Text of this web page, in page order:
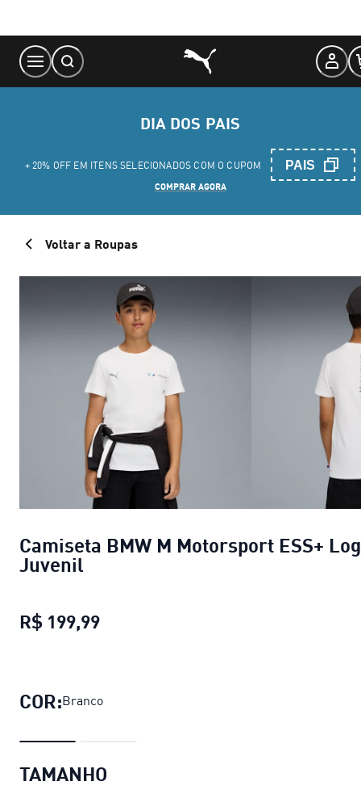
Content
DIA DOS PAIS
+ 20% OFF EM ITENS SELECIONADOS COM O CUPOM PAIS
COMPRAR AGORA
Voltar a Roupas
Camiseta BMW M Motorsport ESS+
Juvenil
R$ 199,99
COR:Branco
TAMANHO